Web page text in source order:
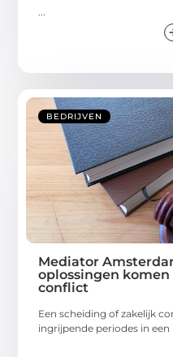
...
BEDRIJVEN
Mediator
oplossingen
conflict
Een scheiding of zakelijk
ingrijpende periodes in een